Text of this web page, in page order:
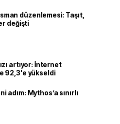
düzenlemesi: Taşıt,
değişti
artıyor: İnternet
92,3'e yükseldi
Mythos’a sınırlı